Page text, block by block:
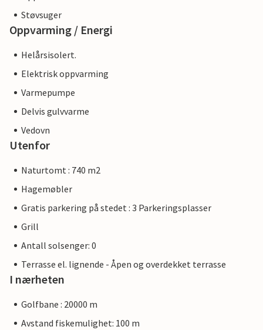
Støvsuger
Oppvarming / Energi
Helårsisolert.
Elektrisk oppvarming
Varmepumpe
Delvis gulvvarme
Vedovn
Utenfor
Naturtomt : 740 m2
Hagemøbler
Gratis parkering på stedet : 3 Parkeringsplasser
Grill
Antall solsenger: 0
Terrasse el. lignende - Åpen og overdekket terrasse
I nærheten
Golfbane : 20000 m
Avstand fiskemulighet: 100 m